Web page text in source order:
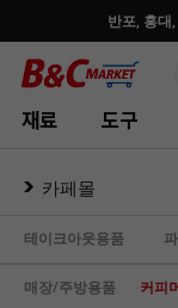
반포, 홍대
재료 도구
카페몰
테이크아웃용품
매장/주방용품 커피